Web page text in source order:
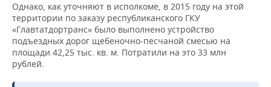
Однако, как уточняют в исполкоме, в 2015 году на этой
территории по заказу республиканского ГКУ
«Главтатдортранс» было выполнено устройство
подъездных дорог щебеночно-песчаной смесью на
площади 42,25 тыс. кв. м. Потратили на это 33 млн
рублей.